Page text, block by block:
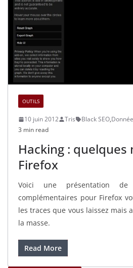
OUTILS
10 juin 2012 Tris Black SEO,
3 min read
Hacking : quelques
Firefox
Voici une présentation de
complémentaires pour Firefox
les traces que vous laissez mais
la masse.
Read More